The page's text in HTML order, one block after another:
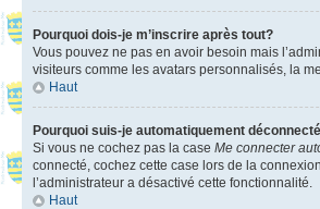
Pourquoi dois-je m’inscrire après tout?
Vous pouvez ne pas en avoir besoin mais
visiteurs comme les avatars personnalisés, la
Haut
Pourquoi suis-je automatiquement
Si vous ne cochez pas la case Me connecter
connecté, cochez cette case lors de la
l’administrateur a désactivé cette fonctionnalité.
Haut